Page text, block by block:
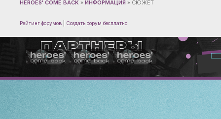
HEROES' COME BACK » ИНФОРМАЦИЯ » СЮЖЕТ
Рейтинг форумов Создать форум бесплатно